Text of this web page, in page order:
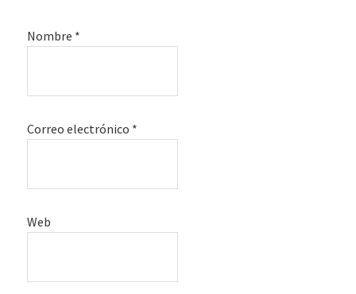
Nombre *
Correo electrónico *
Web